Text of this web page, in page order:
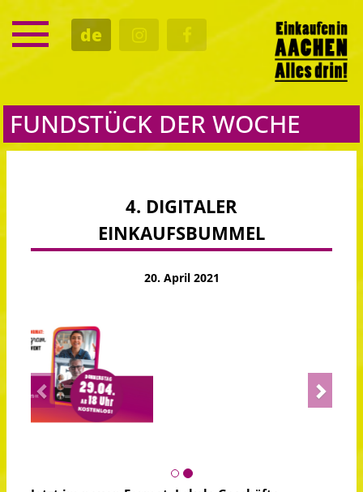
de
SERVICE
TERMINE
FUNDSTÜCK DER WOCHE
4. DIGITALER
EINKAUFSBUMMEL
20. April 2021
Previous Next